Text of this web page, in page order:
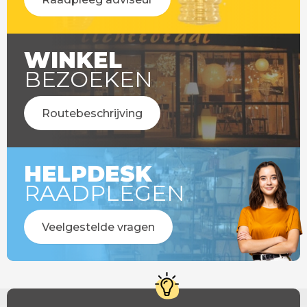
WINKEL
BEZOEKEN
Routebeschrijving
HELPDESK
RAADPLEGEN
Veelgestelde vragen